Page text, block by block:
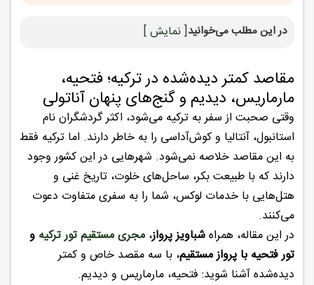
در این مطلب می‌خوانید[ نمایش ]
مقاصد کمتر دیده‌شده در ترکیه؛ فتحیه،
مارماریس، دیدیم و گنج‌های پنهان آناتولی
وقتی صحبت از سفر به ترکیه می‌شود، اکثر گردشگران نام
استانبول، آنتالیا و کوش‌آداسی را به خاطر دارند. اما ترکیه فقط
به این مقاصد خلاصه نمی‌شود. شهرهایی در این کشور وجود
دارند که با طبیعت بکر، ساحل‌های خلوت، تاریخ غنی و
هتل‌هایی با خدمات لوکس، شما را به سفری متفاوت دعوت
می‌کنند.
در این مقاله، همراهشباویز پرواز، مجری مستقیم تور ترکیه و
تور فتحیه با پرواز مستقیم، با سه مقصد خاص و کمتر
دیده‌شده آشنا شوید: فتحیه، مارماریس و دیدیم.